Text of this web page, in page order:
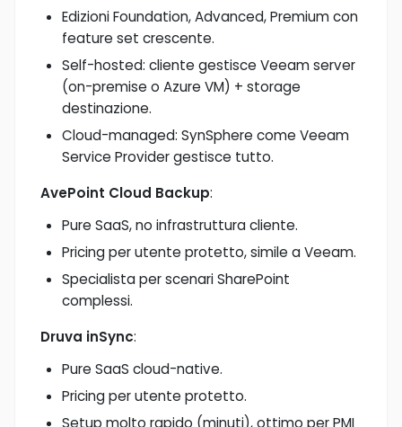
Edizioni Foundation, Advanced, Premium con
feature set crescente.
Self-hosted: cliente gestisce Veeam server
(on-premise o Azure VM) + storage
destinazione.
Cloud-managed: SynSphere come Veeam
Service Provider gestisce tutto.
AvePoint Cloud Backup:
Pure SaaS, no infrastruttura cliente.
Pricing per utente protetto, simile a Veeam.
Specialista per scenari SharePoint
complessi.
Druva inSync:
Pure SaaS cloud-native.
Pricing per utente protetto.
Setup molto rapido (minuti), ottimo per PMI